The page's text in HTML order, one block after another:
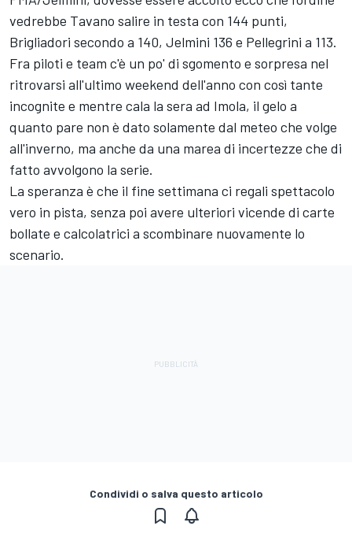
vedrebbe Tavano salire in testa con 144 punti,
Brigliadori secondo a 140, Jelmini 136 e Pellegrini a 113.
Fra piloti e team c'è un po' di sgomento e sorpresa nel
ritrovarsi all'ultimo weekend dell'anno con così tante
incognite e mentre cala la sera ad Imola, il gelo a
quanto pare non è dato solamente dal meteo che volge
all'inverno, ma anche da una marea di incertezze che di
fatto avvolgono la serie.
La speranza è che il fine settimana ci regali spettacolo
vero in pista, senza poi avere ulteriori vicende di carte
bollate e calcolatrici a scombinare nuovamente lo
scenario.
Condividi o salva questo articolo